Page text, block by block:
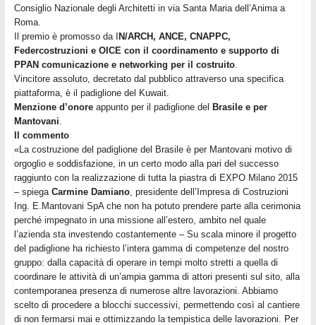
Consiglio Nazionale degli Architetti in via Santa Maria dell’Anima a
Roma.
Il premio è promosso da IN/ARCH, ANCE, CNAPPC,
Federcostruzioni e OICE con il coordinamento e supporto di
PPAN comunicazione e networking per il costruito.
Vincitore assoluto, decretato dal pubblico attraverso una specifica
piattaforma, è il padiglione del Kuwait.
Menzione d’onoreappunto per il padiglione del Brasile e per
Mantovani
Il commento
«La costruzione del padiglione del Brasile è per Mantovani motivo di
orgoglio e soddisfazione, in un certo modo alla pari del successo
raggiunto con la realizzazione di tutta la piastra di EXPO Milano 2015
– spiega Carmine Damiano, presidente dell’Impresa di Costruzioni
Ing. E.Mantovani SpA che non ha potuto prendere parte alla cerimonia
perché impegnato in una missione all’estero, ambito nel quale
l’azienda sta investendo costantemente – Su scala minore il progetto
del padiglione ha richiesto l’intera gamma di competenze del nostro
gruppo: dalla capacità di operare in tempi molto stretti a quella di
coordinare le attività di un’ampia gamma di attori presenti sul sito, alla
contemporanea presenza di numerose altre lavorazioni. Abbiamo
scelto di procedere a blocchi successivi, permettendo così al cantiere
di non fermarsi mai e ottimizzando la tempistica delle lavorazioni. Per